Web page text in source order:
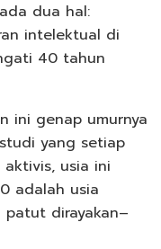
dua hal:
intelektual di
40 tahun
ini genap umurnya
yang setiap
aktivis, usia ini
adalah usia
patut dirayakan–